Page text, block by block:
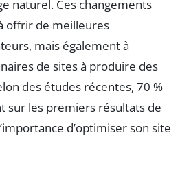
naturel. Ces changements
offrir de meilleures
mais également à
de sites à produire des
des études récentes, 70 %
sur les premiers résultats de
d’optimiser son site